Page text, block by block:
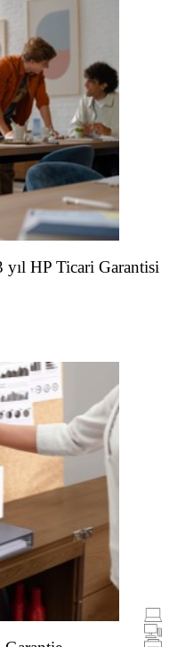
yıl HP Ticari Garantisi